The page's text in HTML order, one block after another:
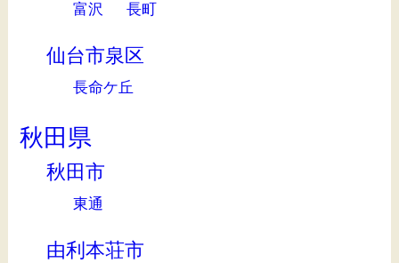
富沢 長町
仙台市泉区
長命ケ丘
秋田県
秋田市
東通
由利本荘市